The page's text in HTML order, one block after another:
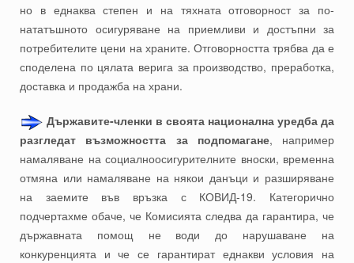
но в еднаква степен и на тяхната отговорност за по-
нататъшното осигуряване на приемливи и достъпни за
потребителите цени на храните. Отговорността трябва да е
споделена по цялата верига за производство, преработка,
доставка и продажба на храни.
Държавите-членки в своята национална уредба да
разгледат възможността за подпомагане, например
намаляване на социалноосигурителните вноски, временна
отмяна или намаляване на някои данъци и разширяване
на заемите във връзка с КОВИД-19. Категорично
подчертахме обаче, че Комисията следва да гарантира, че
държавната помощ не води до нарушаване на
конкуренцията и че се гарантират еднакви условия на